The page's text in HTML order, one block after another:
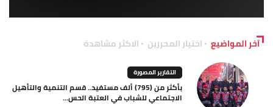
آخر المواضيع اختيار المحررين الاكثر مشاهدة
التقارير المصورة
بأكثر من (795) ألف مستفيد.. قسم التنمية والتأهيل
الاجتماعي للشباب في العتبة الحس...